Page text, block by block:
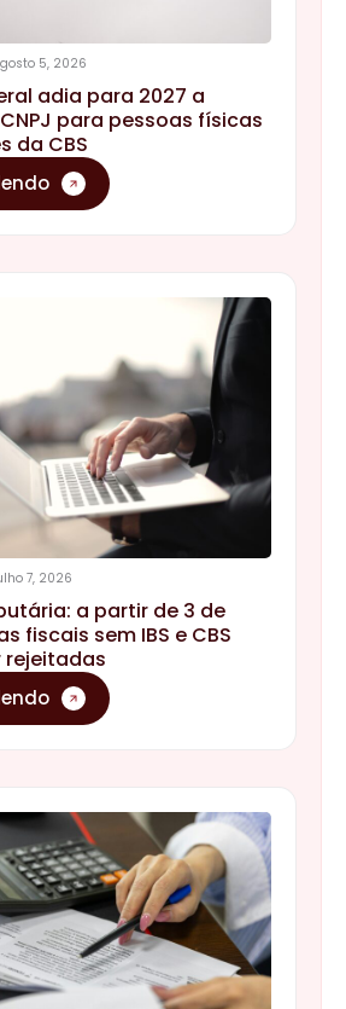
5, 2026
adia para 2027 a
para pessoas físicas
da CBS
7, 2026
a partir de 3 de
fiscais sem IBS e CBS
rejeitadas